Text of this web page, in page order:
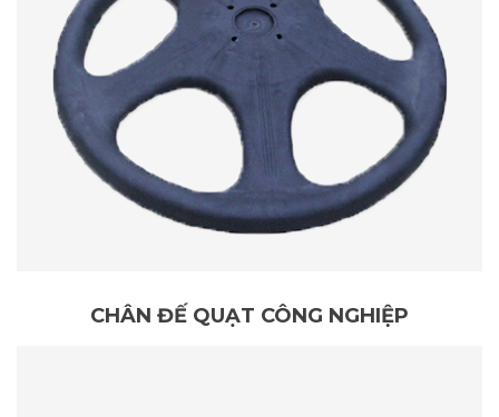
CHÂN ĐẾ QUẠT CÔNG NGHIỆP